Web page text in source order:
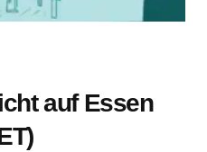
auf Essen